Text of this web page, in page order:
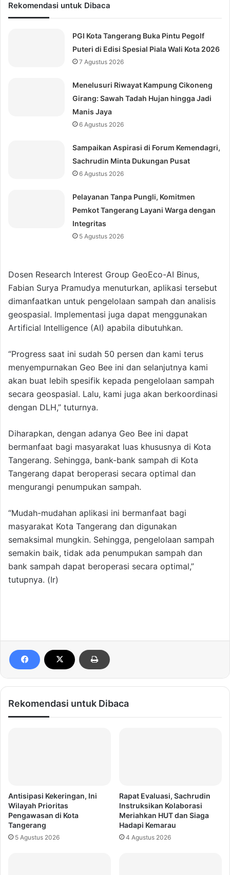
Rekomendasi untuk Dibaca
PGI Kota Tangerang Buka Pintu Pegolf
Puteri di Edisi Spesial Piala Wali Kota 2026
7 Agustus 2026
Menelusuri Riwayat Kampung Cikoneng
Girang: Sawah Tadah Hujan hingga Jadi
Manis Jaya
6 Agustus 2026
Sampaikan Aspirasi di Forum Kemendagri,
Sachrudin Minta Dukungan Pusat
6 Agustus 2026
Pelayanan Tanpa Pungli, Komitmen
Pemkot Tangerang Layani Warga dengan
Integritas
5 Agustus 2026
Dosen Research Interest Group GeoEco-AI Binus,
Fabian Surya Pramudya menuturkan, aplikasi tersebut
dimanfaatkan untuk pengelolaan sampah dan analisis
geospasial. Implementasi juga dapat menggunakan
Artificial Intelligence (AI) apabila dibutuhkan.
“Progress saat ini sudah 50 persen dan kami terus
menyempurnakan Geo Bee ini dan selanjutnya kami
akan buat lebih spesifik kepada pengelolaan sampah
secara geospasial. Lalu, kami juga akan berkoordinasi
dengan DLH,” tuturnya.
Diharapkan, dengan adanya Geo Bee ini dapat
bermanfaat bagi masyarakat luas khususnya di Kota
Tangerang. Sehingga, bank-bank sampah di Kota
Tangerang dapat beroperasi secara optimal dan
mengurangi penumpukan sampah.
“Mudah-mudahan aplikasi ini bermanfaat bagi
masyarakat Kota Tangerang dan digunakan
semaksimal mungkin. Sehingga, pengelolaan sampah
semakin baik, tidak ada penumpukan sampah dan
bank sampah dapat beroperasi secara optimal,”
tutupnya. (Ir)
Rekomendasi untuk Dibaca
Antisipasi Kekeringan, Ini
Wilayah Prioritas
Pengawasan di Kota
Tangerang
5 Agustus 2026
Rapat Evaluasi, Sachrudin
Instruksikan Kolaborasi
Meriahkan HUT dan Siaga
Hadapi Kemarau
4 Agustus 2026